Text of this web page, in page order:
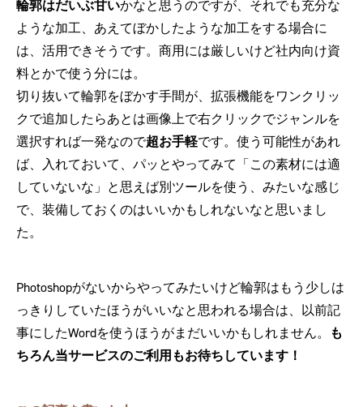
輪郭はだいぶ甘いかなと思うのですが、それでも充分な
ような加工、あえてぼかしたような加工をする場合に
は、活用できそうです。商用には厳しいけど社内向け資
料とかで使う分には。
切り抜いて輪郭をぼかす手間が、拡張機能をワンクリッ
クで追加したらあとは画像上で右クリックでジャンルを
選択すれば一発なので超お手軽です。使う可能性があれ
ば、入れておいて、パッとやってみて「この素材には適
していないな」と思えば別ツールを使う、みたいな感じ
で、装備しておくのはいいかもしれないなと思いまし
た。
Photoshopがないからやってみたいけど輪郭はもう少しは
っきりしていたほうがいいなと思われる場合は、以前記
事にしたWordを使うほうがまだいいかもしれません。
も
ちろん当サービスのご利用もお待ちしています！